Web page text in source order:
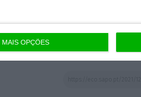
MAIS OPÇÕES
o alerta, a 24 de novembro,
países de todos os continentes,